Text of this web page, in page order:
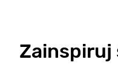
Zainspiruj